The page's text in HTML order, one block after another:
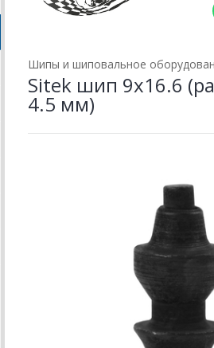
Шипы и шиповальное
Sitek шип 9х16.6
4.5 мм)